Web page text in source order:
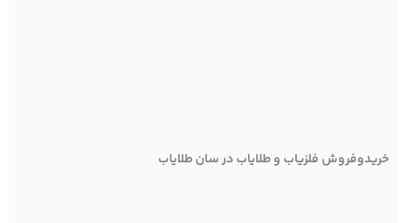
خریدوفروش فلزیاب و طلایاب در سان طلایاب